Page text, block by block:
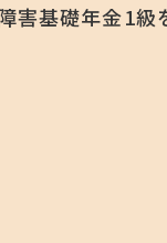
害基礎年金1級